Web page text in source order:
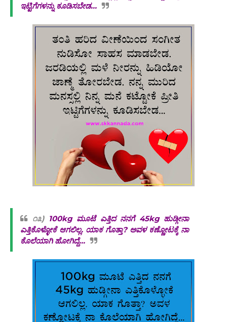
ಇಟ್ಟಿಗೆಗಳನ್ನು ಕೂಡಿಸಬೇಡ...
೧೩) 100kg ಮೂಟೆ ಎತ್ತಿದ ನನಗೆ 45kg ಹುಡ್ಗೀನಾ
ಎತ್ತಿಕೊಳ್ಳೋಕೆ ಆಗಲಿಲ್ಲ. ಯಾಕ ಗೊತ್ತಾ? ಅವಳ ಕಣ್ಣೋಟಕ್ಕೆ ನಾ
ಕೊಲೆಯಾಗಿ ಹೋಗಿದ್ದೆ...